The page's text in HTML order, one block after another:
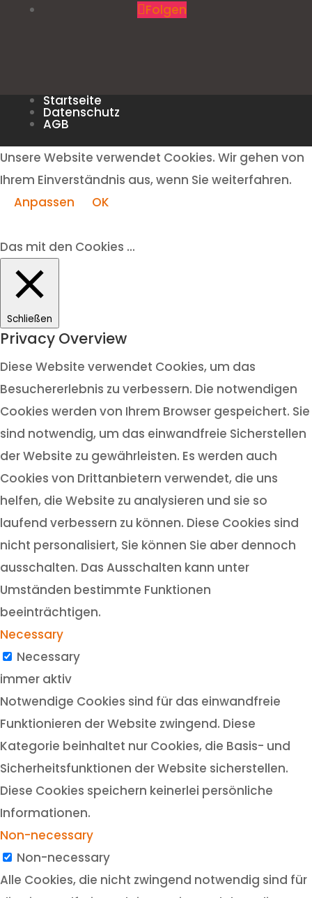
Folgen
Startseite
Datenschutz
AGB
Unsere Website verwendet Cookies. Wir gehen von
Ihrem Einverständnis aus, wenn Sie weiterfahren.
Anpassen
OK
Das mit den Cookies ...
Schließen
Privacy Overview
Diese Website verwendet Cookies, um das
Besuchererlebnis zu verbessern. Die notwendigen
Cookies werden von Ihrem Browser gespeichert. Sie
sind notwendig, um das einwandfreie Sicherstellen
der Website zu gewährleisten. Es werden auch
Cookies von Drittanbietern verwendet, die uns
helfen, die Website zu analysieren und sie so
laufend verbessern zu können. Diese Cookies sind
nicht personalisiert, Sie können Sie aber dennoch
ausschalten. Das Ausschalten kann unter
Umständen bestimmte Funktionen
beeinträchtigen.
Necessary
Necessary
immer aktiv
Notwendige Cookies sind für das einwandfreie
Funktionieren der Website zwingend. Diese
Kategorie beinhaltet nur Cookies, die Basis- und
Sicherheitsfunktionen der Website sicherstellen.
Diese Cookies speichern keinerlei persönliche
Informationen.
Non-necessary
Non-necessary
Alle Cookies, die nicht zwingend notwendig sind für